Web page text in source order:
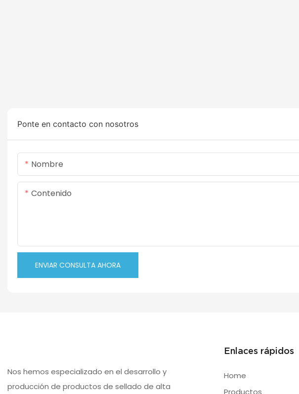
Ponte en contacto con nosotros
Nombre
Contenido
ENVIAR CONSULTA AHORA
Nos hemos especializado en el desarrollo y
producción de productos de sellado de alta
Enlaces rápidos
Home
Productos